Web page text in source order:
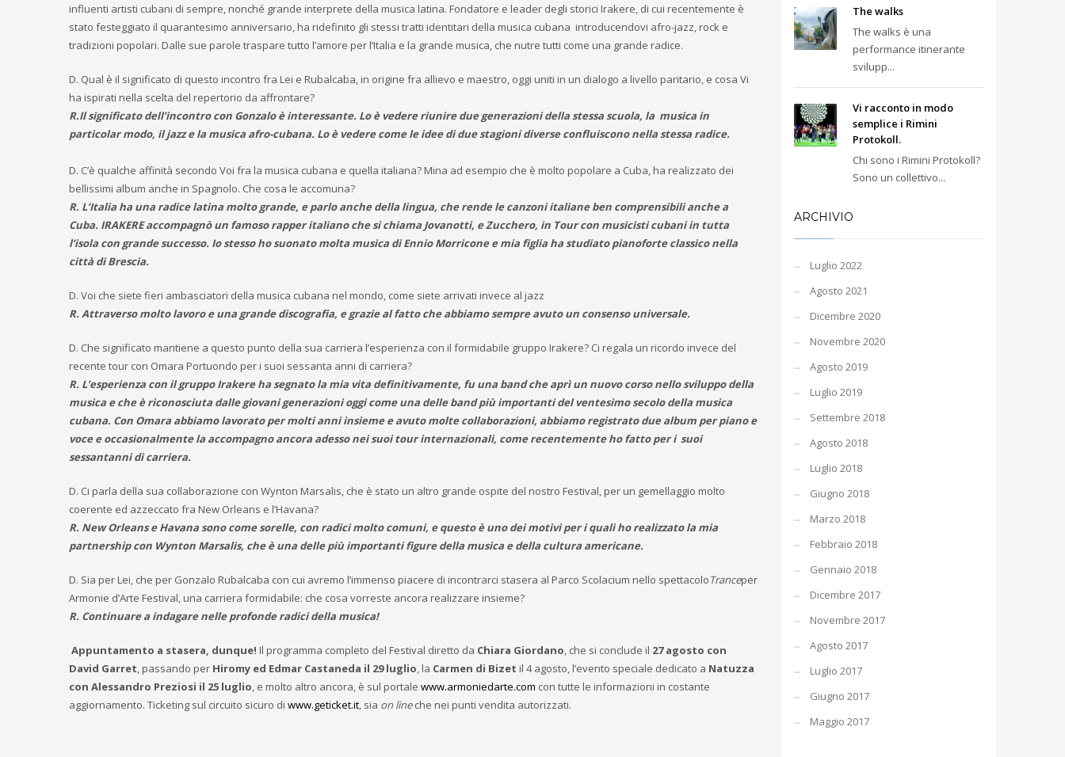
influenti artisti cubani di sempre, nonché grande interprete della musica latina. Fondatore e leader degli storici Irakere, di cui recentemente è
stato festeggiato il quarantesimo anniversario, ha ridefinito gli stessi tratti identitari della musica cubana introducendovi afro-jazz, rock e
tradizioni popolari. Dalle sue parole traspare tutto l’amore per l’Italia e la grande musica, che nutre tutti come una grande radice.
D. Qual è il significato di questo incontro fra Lei e Rubalcaba, in origine fra allievo e maestro, oggi uniti in un dialogo a livello paritario, e cosa Vi
ha ispirati nella scelta del repertorio da affrontare?
R.Il significato dell’incontro con Gonzalo è interessante. Lo è vedere riunire due generazioni della stessa scuola, la musica in
particolar modo, il jazz e la musica afro-cubana. Lo è vedere come le idee di due stagioni diverse confluiscono nella stessa radice.
D. C’è qualche affinità secondo Voi fra la musica cubana e quella italiana? Mina ad esempio che è molto popolare a Cuba, ha realizzato dei
bellissimi album anche in Spagnolo. Che cosa le accomuna?
R. L’Italia ha una radice latina molto grande, e parlo anche della lingua, che rende le canzoni italiane ben comprensibili anche a
Cuba. IRAKERE accompagnò un famoso rapper italiano che si chiama Jovanotti, e Zucchero, in Tour con musicisti cubani in tutta
l’isola con grande successo. Io stesso ho suonato molta musica di Ennio Morricone e mia figlia ha studiato pianoforte classico nella
città di Brescia.
D. Voi che siete fieri ambasciatori della musica cubana nel mondo, come siete arrivati invece al jazz
R. Attraverso molto lavoro e una grande discografia, e grazie al fatto che abbiamo sempre avuto un consenso universale.
D. Che significato mantiene a questo punto della sua carriera l’esperienza con il formidabile gruppo Irakere? Ci regala un ricordo invece del
recente tour con Omara Portuondo per i suoi sessanta anni di carriera?
R. L’esperienza con il gruppo Irakere ha segnato la mia vita definitivamente, fu una band che aprì un nuovo corso nello sviluppo della
musica e che è riconosciuta dalle giovani generazioni oggi come una delle band più importanti del ventesimo secolo della musica
cubana. Con Omara abbiamo lavorato per molti anni insieme e avuto molte collaborazioni, abbiamo registrato due album per piano e
voce e occasionalmente la accompagno ancora adesso nei suoi tour internazionali, come recentemente ho fatto per i suoi
sessantanni di carriera.
D. Ci parla della sua collaborazione con Wynton Marsalis, che è stato un altro grande ospite del nostro Festival, per un gemellaggio molto
coerente ed azzeccato fra New Orleans e l’Havana?
R. New Orleans e Havana sono come sorelle, con radici molto comuni, e questo è uno dei motivi per i quali ho realizzato la mia
partnership con Wynton Marsalis, che è una delle più importanti figure della musica e della cultura americane.
D. Sia per Lei, che per Gonzalo Rubalcaba con cui avremo l’immenso piacere di incontrarci stasera al Parco Scolacium nello spettacoloTranceper
Armonie d’Arte Festival, una carriera formidabile: che cosa vorreste ancora realizzare insieme?
R. Continuare a indagare nelle profonde radici della musica!
Appuntamento a stasera, dunque! Il programma completo del Festival diretto da Chiara Giordano​ , che si conclude il 27 agosto con
David Garret , passando per Hiromy ed Edmar Castaneda il 29 luglio , la Carmen di Bizet il 4 agosto, l’evento speciale dedicato a Natuzza
con Alessandro Preziosi il 25 luglio , e molto altro ancora, è sul portale www.armoniedarte.com con tutte le informazioni in costante
aggiornamento. Ticketing sul circuito sicuro di www.geticket.it , sia on lineche nei punti vendita autorizzati.
The walks
The walks è una
performance itinerante
svilupp...
Vi racconto in modo
semplice i Rimini
Protokoll.
Chi sono i Rimini Protokoll?
Sono un collettivo...
ARCHIVIO
Luglio 2022
Agosto 2021
Dicembre 2020
Novembre 2020
Agosto 2019
Luglio 2019
Settembre 2018
Agosto 2018
Luglio 2018
Giugno 2018
Marzo 2018
Febbraio 2018
Gennaio 2018
Dicembre 2017
Novembre 2017
Agosto 2017
Luglio 2017
Giugno 2017
Maggio 2017